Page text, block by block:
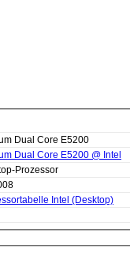
Dual Core E5200
Dual Core E5200 @ Intel
Prozessor
Intel (Desktop)